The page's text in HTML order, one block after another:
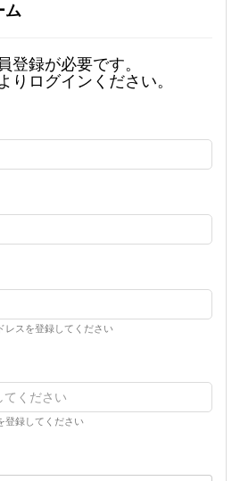
ム
登録が必要です。
りログインください。
レスを登録してください
登録してください